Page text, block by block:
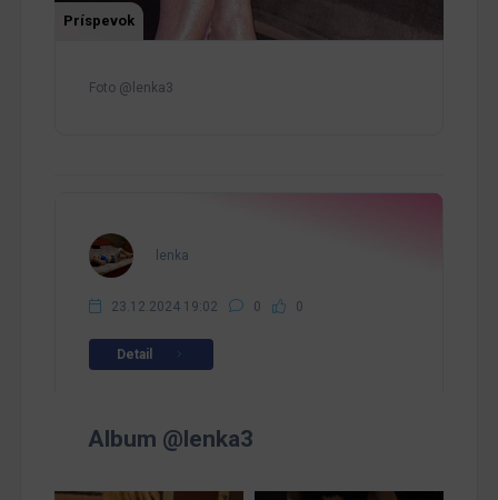
Príspevok
Foto @lenka3
lenka
23.12.2024 19:02 0 0
Detail
Album @lenka3